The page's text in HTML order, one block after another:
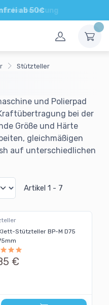
ab 50€
Beratung
Stützteller
und Polierpad
bei der
Größe und Härte
gleichmäßigen
auf unterschiedlichen
Artikel 1 - 7
Stützteller BP-M D75
€